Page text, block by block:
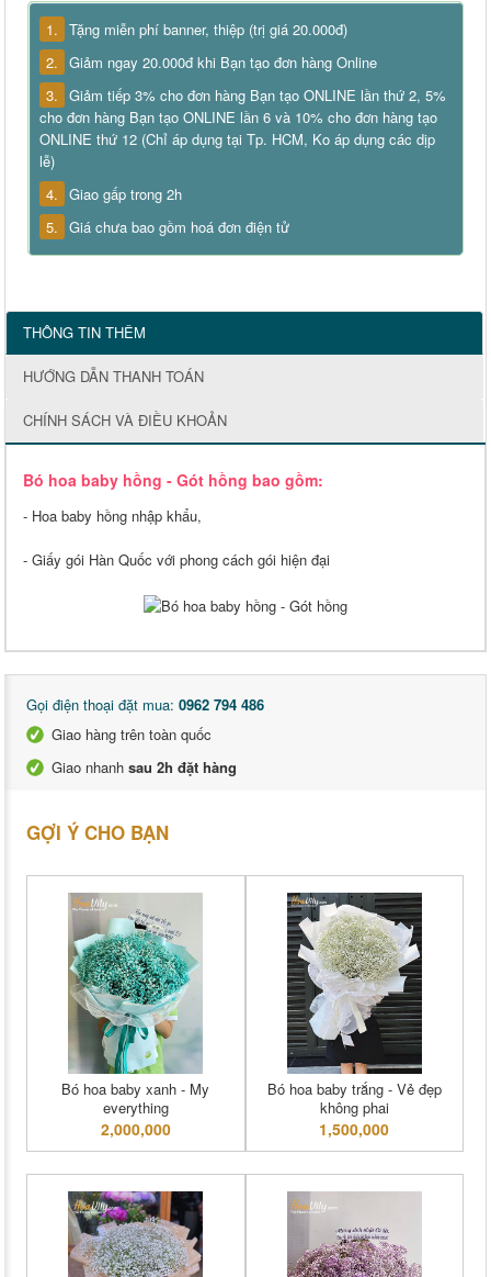
1. Tặng miễn phí banner, thiệp (trị giá 20.000đ)
2. Giảm ngay 20.000đ khi Bạn tạo đơn hàng Online
3. Giảm tiếp 3% cho đơn hàng Bạn tạo ONLINE lần thứ 2, 5%
cho đơn hàng Bạn tạo ONLINE lần 6 và 10% cho đơn hàng tạo
ONLINE thứ 12 (Chỉ áp dụng tại Tp. HCM, Ko áp dụng các dịp
lễ)
4. Giao gấp trong 2h
5. Giá chưa bao gồm hoá đơn điện tử
THÔNG TIN THÊM
HƯỚNG DẪN THANH TOÁN
CHÍNH SÁCH VÀ ĐIỀU KHOẢN
Bó hoa baby hồng - Gót hồng bao gồm:
- Hoa baby hồng nhập khẩu,
- Giấy gói Hàn Quốc với phong cách gói hiện đại
Gọi điện thoại đặt mua: 0962 794 486
Giao hàng trên toàn quốc
Giao nhanh sau 2h đặt hàng
GỢI Ý CHO BẠN
Bó hoa baby xanh - My
everything
2,000,000
Bó hoa baby trắng - Vẻ đẹp
không phai
1,500,000